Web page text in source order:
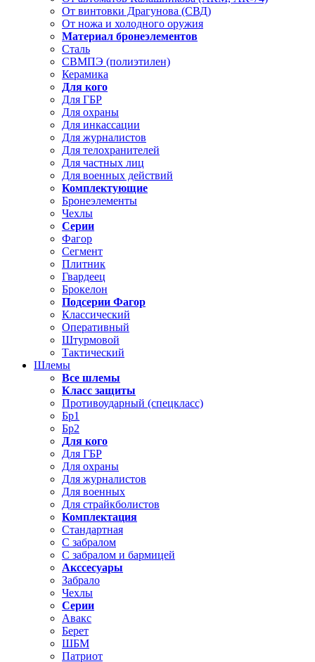
От винтовки Драгунова (СВД)
От ножа и холодного оружия
Материал бронеэлементов
Сталь
СВМПЭ (полиэтилен)
Керамика
Для кого
Для ГБР
Для охраны
Для инкассации
Для журналистов
Для телохранителей
Для частных лиц
Для военных действий
Комплектующие
Бронеэлементы
Чехлы
Серии
Фагор
Сегмент
Плитник
Гвардеец
Брокелон
Подсерии Фагор
Классический
Оперативный
Штурмовой
Тактический
Шлемы
Все шлемы
Класс защиты
Противоударный (спецкласс)
Бр1
Бр2
Для кого
Для ГБР
Для охраны
Для журналистов
Для военных
Для страйкболистов
Комплектация
Стандартная
С забралом
С забралом и бармицей
Акссесуары
Забрало
Чехлы
Серии
Авакс
Берет
ШБМ
Патриот